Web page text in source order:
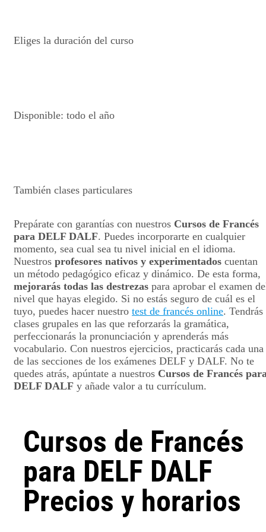
Eliges la duración del curso
Disponible: todo el año
También clases particulares
Prepárate con garantías con nuestros Cursos de Francés
para DELF DALF. Puedes incorporarte en cualquier
momento, sea cual sea tu nivel inicial en el idioma.
Nuestros profesores nativos y experimentados cuentan
un método pedagógico eficaz y dinámico. De esta forma,
mejorarás todas las destrezas para aprobar el examen
nivel que hayas elegido. Si no estás seguro de cuál es el
tuyo, puedes hacer nuestro test de francés online. Tendrás
clases grupales en las que reforzarás la gramática,
perfeccionarás la pronunciación y aprenderás más
vocabulario. Con nuestros ejercicios, practicarás cada una
de las secciones de los exámenes DELF y DALF. No te
quedes atrás, apúntate a nuestros Cursos de Francés
DELF DALF y añade valor a tu currículum.
Cursos de Francés
para DELF DALF
Precios y horarios